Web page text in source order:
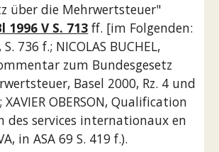
über die Mehrwertsteuer"
1996 V S. 713 ff. [im Folgenden:
736 f.; NICOLAS BUCHEL,
zum Bundesgesetz
Basel 2000, Rz. 4 und
OBERSON, Qualification
des services internationaux en
in ASA 69 S. 419 f.).